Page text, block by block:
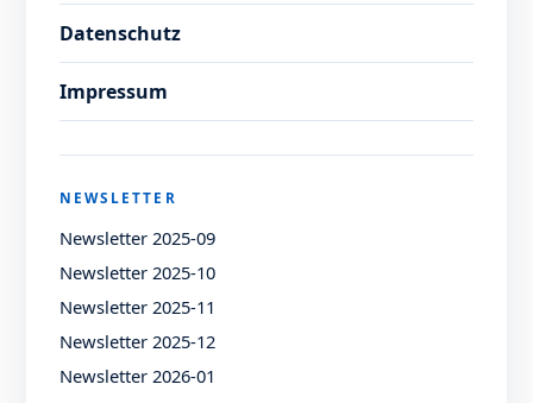
Datenschutz
Impressum
NEWSLETTER
Newsletter 2025-09
Newsletter 2025-10
Newsletter 2025-11
Newsletter 2025-12
Newsletter 2026-01